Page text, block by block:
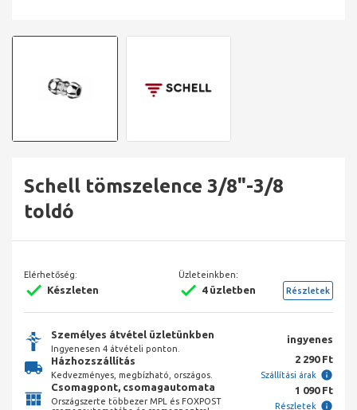
Schell tömszelence 3/8"-3/8
toldó
Elérhetőség:
Készleten
Üzleteinkben:
4 üzletben Részletek
Személyes átvétel üzletünkben
Ingyenesen 4 átvételi ponton.
ingyenes
Házhozszállítás
Kedvezményes, megbízható, országos.
2 290 Ft
Szállítási árak
Csomagpont, csomagautomata
Országszerte többezer MPL és FOXPOST
1 090 Ft
Részletek